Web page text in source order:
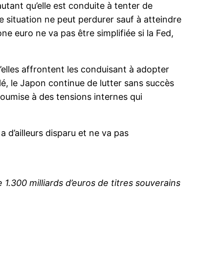
qu’elle est conduite à tenter de
situation ne peut perdurer sauf à atteindre
euro ne va pas être simplifiée si la Fed,
affrontent les conduisant à adopter
le Japon continue de lutter sans succès
à des tensions internes qui
d’ailleurs disparu et ne va pas
milliards d’euros de titres souverains